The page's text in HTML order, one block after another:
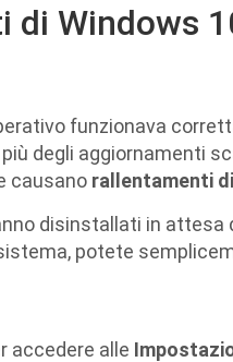
di Windows
funzionava
degli aggiornamenti
causano rallentamenti
disinstallati in attesa
potete
accedere alle